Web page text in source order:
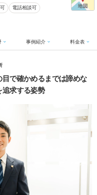
電話相談可
事例紹介 料金表
目で確かめるまでは諦めな
求する姿勢